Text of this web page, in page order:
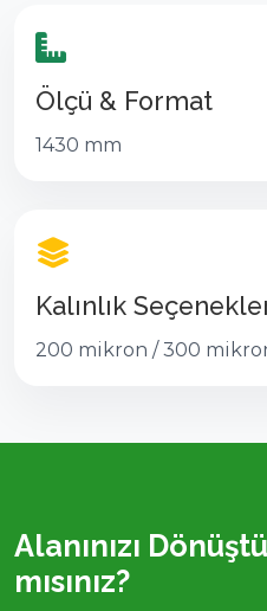
Ölçü & Format
1430 mm
Kalınlık
200 mikron / 300
Alanınızı
mısınız?